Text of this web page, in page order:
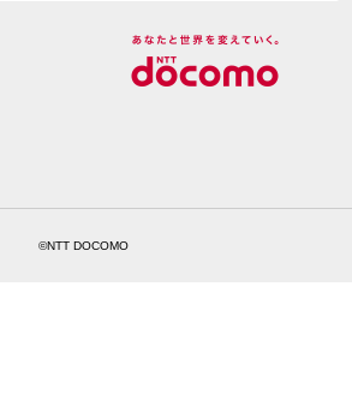
©NTT DOCOMO